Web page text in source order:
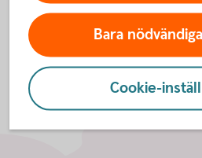
Bara
Cookie-